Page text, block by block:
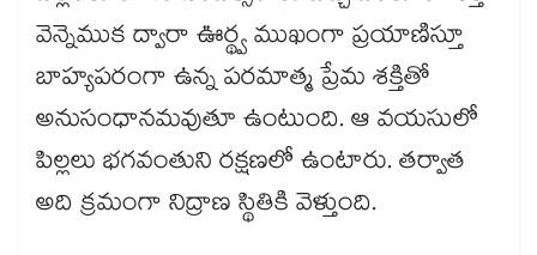
వెన్నెముక ద్వారా ఊర్థ్వ ముఖంగా ప్రయాణిస్తూ
బాహ్యపరంగా ఉన్న పరమాత్మ ప్రేమ శక్తితో
అనుసంధానమవుతూ ఉంటుంది. ఆ వయసులో
పిల్లలు భగవంతుని రక్షణలో ఉంటారు. తర్వాత
అది క్రమంగా నిద్రాణ స్థితికి వెళ్తుంది.